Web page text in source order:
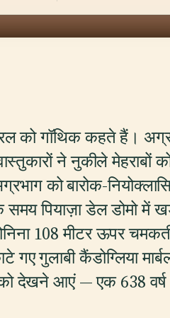
को गॉथिक कहते हैं।
ने नुकीले मेहराबों
को बारोक-
पियाज़ा डेल डोमो में
108 मीटर ऊपर
गए गुलाबी कैंडोग्लिया
आएं — एक 638 वर्ष